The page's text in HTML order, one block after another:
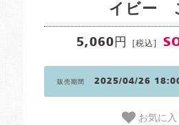
イビー
5,060円 [税込]
販売期間 2025/04/26
お気に入